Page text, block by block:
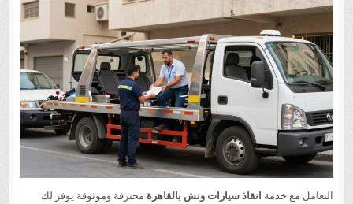
التعامل مع خدمة انقاذ سيارات ونش بالقاهرة محترفة وموثوقة يوفر لك